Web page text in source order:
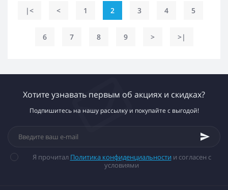
|< < 1 2 3 4 5
6 7 8 9 > >|
Хотите узнавать первым об акциях и скидках?
Подпишитесь на нашу рассылку и покупайте с выгодой!
Я прочитал Политика конфиденциальности и согласен с
условиями